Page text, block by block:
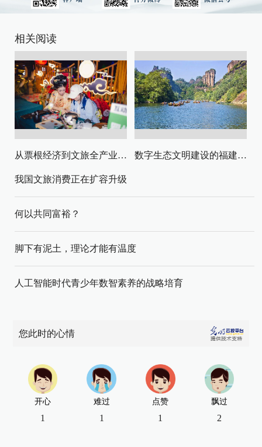
相关阅读
从票根经济到文旅全产业链升级 数字生态文明建设的福建路径与启示
我国文旅消费正在扩容升级
何以共同富裕？
脚下有泥土，理论才能有温度
人工智能时代青少年数智素养的战略培育
您此时的心情
开心
1
难过
1
点赞
1
飘过
2